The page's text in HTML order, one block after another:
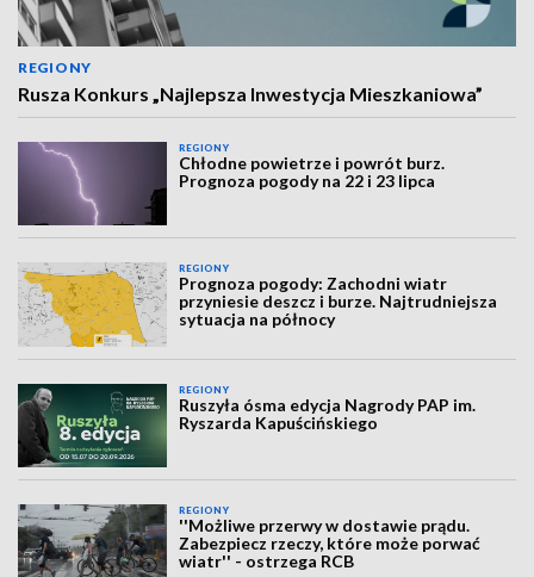
REGIONY
Rusza Konkurs „Najlepsza Inwestycja Mieszkaniowa”
REGIONY
Chłodne powietrze i powrót burz.
Prognoza pogody na 22 i 23 lipca
REGIONY
Prognoza pogody: Zachodni wiatr
przyniesie deszcz i burze. Najtrudniejsza
sytuacja na północy
REGIONY
Ruszyła ósma edycja Nagrody PAP im.
Ryszarda Kapuścińskiego
REGIONY
''Możliwe przerwy w dostawie prądu.
Zabezpiecz rzeczy, które może porwać
wiatr'' - ostrzega RCB